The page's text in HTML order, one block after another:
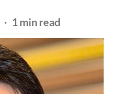
1 min read